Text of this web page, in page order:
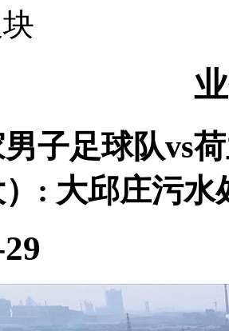
男子足球队vs
）: 大邱庄污水